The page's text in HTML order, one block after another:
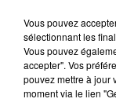
Mentions légales
Vous pouvez
sélectionnant les
Vous pouvez
accepter". Vos
pouvez mettre à jour
moment via le lien